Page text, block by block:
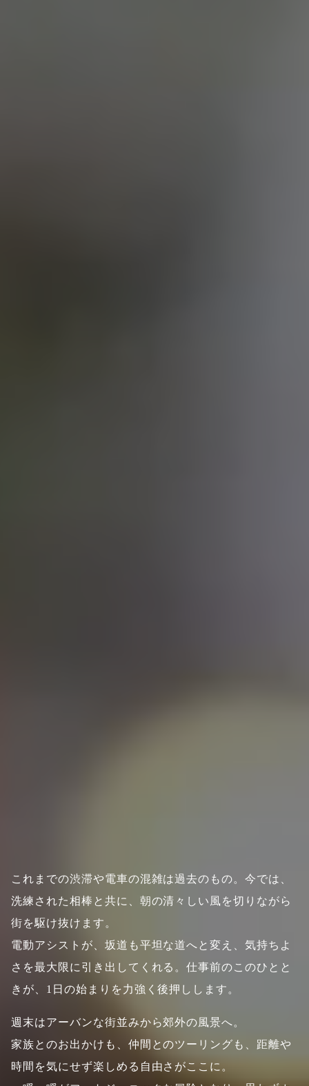
これまでの渋滞や電車の混雑は過去のもの。今では、
洗練された相棒と共に、朝の清々しい風を切りながら
街を駆け抜けます。
電動アシストが、坂道も平坦な道へと変え、気持ちよ
さを最大限に引き出してくれる。仕事前のこのひとと
きが、1日の始まりを力強く後押しします。
週末はアーバンな街並みから郊外の風景へ。
家族とのお出かけも、仲間とのツーリングも、距離や
時間を気にせず楽しめる自由さがここに。